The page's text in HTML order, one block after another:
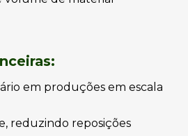
em produções em escala
reduzindo reposições